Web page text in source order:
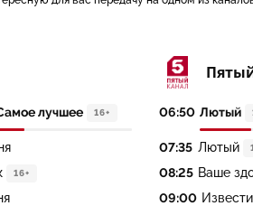
лучшее 16+
16+
06:50 Лютый
07:35 Лютый
08:25 Ваше
09:00